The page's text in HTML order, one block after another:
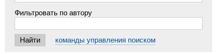
Фильтровать по автору
команды управления поиском